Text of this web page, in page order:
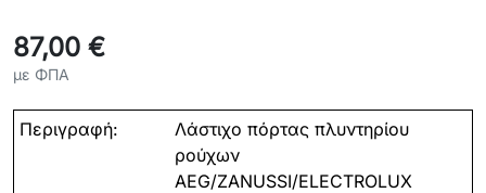
87,00 €
με ΦΠΑ
Περιγραφή:
Λάστιχο πόρτας πλυντηρίου
ρούχων
AEG/ZANUSSI/ELECTROLUX